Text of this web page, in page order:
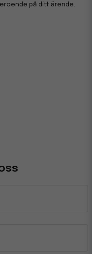
på ditt ärende.